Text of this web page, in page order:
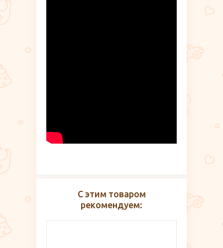
С этим товаром
рекомендуем: